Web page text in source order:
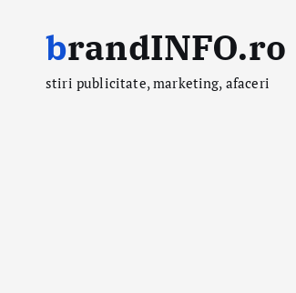
brandINFO.ro
stiri publicitate, marketing, afaceri